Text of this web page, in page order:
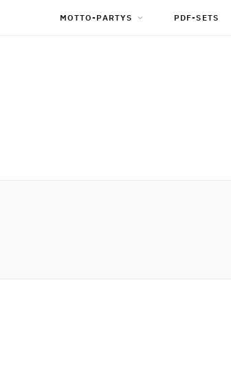
MOTTO-PARTYS PDF-SETS